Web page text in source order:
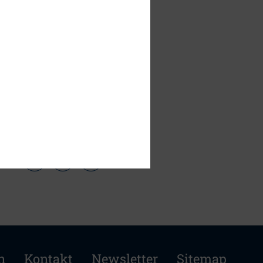
Kontakt Newsletter Sitemap